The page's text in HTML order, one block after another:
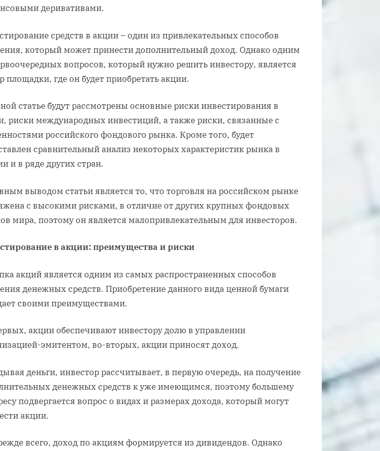
деривативами.
средств в акции – один из привлекательных способов
который может принести дополнительный доход. Однако одним
вопросов, который нужно решить инвестору, является
площадки, где он будет приобретать акции.
статье будут рассмотрены основные риски инвестирования в
риски международных инвестиций, а также риски, связанные с
российского фондового рынка. Кроме того, будет
сравнительный анализ некоторых характеристик рынка в
и в ряде других стран.
выводом статьи является то, что торговля на российском рынке
с высокими рисками, в отличие от других крупных фондовых
мира, поэтому он является малопривлекательным для инвесторов.
в акции: преимущества и риски
акций является одним из самых распространенных способов
денежных средств. Приобретение данного вида ценной бумаги
своими преимуществами.
акции обеспечивают инвестору долю в управлении
эмитентом, во-вторых, акции приносят доход.
деньги, инвестор рассчитывает, в первую очередь, на получение
денежных средств к уже имеющимся, поэтому большему
подвергается вопрос о видах и размерах дохода, который могут
акции.
всего, доход по акциям формируется из дивидендов. Однако